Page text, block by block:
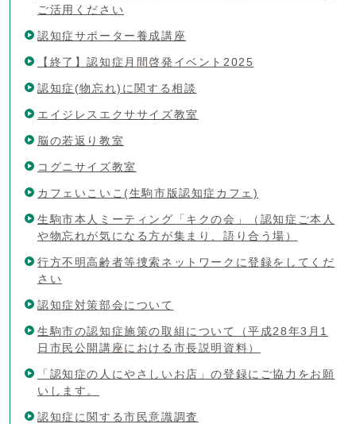
ご活用ください
認知症サポーター養成講座
【終了】認知症月間啓発イベント2025
認知症(物忘れ)に関する相談
エイジレスエクササイズ教室
脳の若返り教室
コグニサイズ教室
カフェいこいこ(生駒市版認知症カフェ)
生駒市本人ミーティング「キクの会」（認知症ご本人
や物忘れが気になる方が集まり、語り合う場）
行方不明高齢者等捜索ネットワークに登録をしてくだ
さい
認知症対策部会について
生駒市の認知症施策の取組について（平成28年3月1
日市民公開講座における市長説明資料）
「認知症の人にやさしいお店」の登録にご協力をお願
いします。
認知症に関する市民意識調査